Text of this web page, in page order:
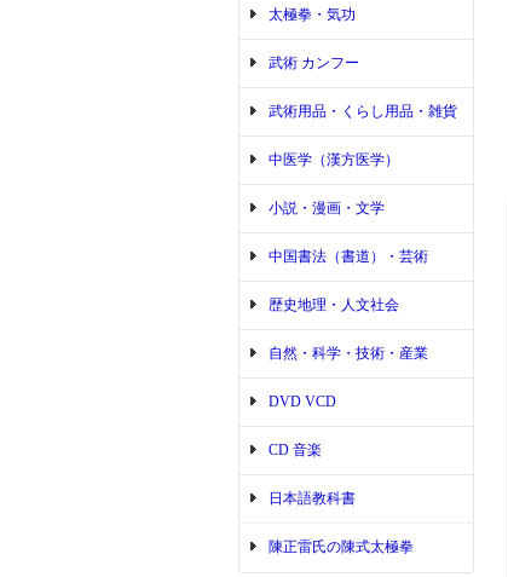
太極拳・気功
武術 カンフー
武術用品・くらし用品・雑貨
中医学（漢方医学）
小説・漫画・文学
中国書法（書道）・芸術
歴史地理・人文社会
自然・科学・技術・産業
DVD VCD
CD 音楽
日本語教科書
陳正雷氏の陳式太極拳